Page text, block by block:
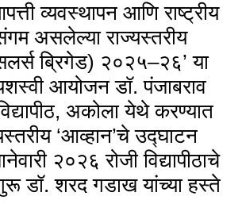
व्यवस्थापन आणि राष्ट्रीय
असलेल्या राज्यस्तरीय
ब्रिगेड) २०२५–२६’ या
आयोजन डॉ. पंजाबराव
अकोला येथे करण्यात
‘आव्हान’चे उद्घाटन
२०२६ रोजी विद्यापीठाचे
डॉ. शरद गडाख यांच्या हस्ते